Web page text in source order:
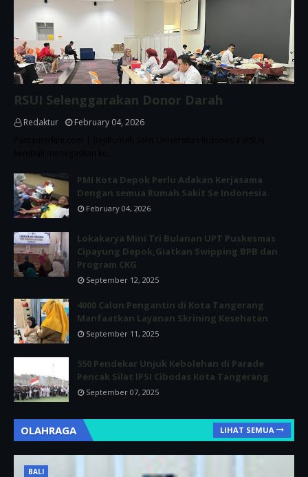
RSUI Selenggarakan Donor Darah
Redaktur
February 04, 2026
PMI Kota Depok Perlu Adakan Kerjasama
Dengan semua Rumah Sakit Se Indonesia.
February 04, 2026
Lokakarya Mini Tri Bulanan UPT Puskesmas
Cipayung Depok,Giatkan Swipping BPB dan
Program CKG
September 12, 2025
4000 Calon Pengantin di Kota Tangerang
Manfaatkan Layanan Skrining Kesehatan
September 11, 2025
550 Pendekar Unjuk Kebolehan di Parade
Pencak Silat IPSI Cibodas Kota Tangerang
September 07, 2025
OLAHRAGA LIHAT SEMUA
BALI